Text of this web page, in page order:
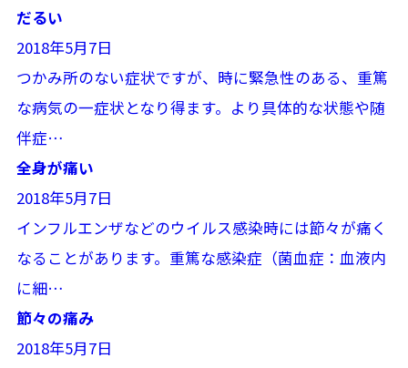
だるい
2018年5月7日
つかみ所のない症状ですが、時に緊急性のある、重篤
な病気の一症状となり得ます。より具体的な状態や随
伴症…
全身が痛い
2018年5月7日
インフルエンザなどのウイルス感染時には節々が痛く
なることがあります。重篤な感染症（菌血症：血液内
に細…
節々の痛み
2018年5月7日